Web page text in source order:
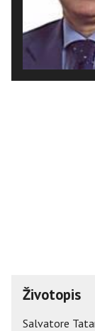
Životopis
Salvatore